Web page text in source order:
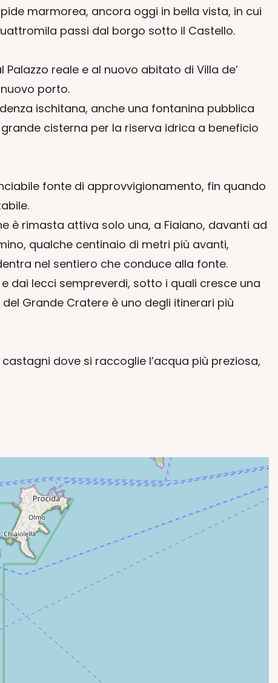
marmorea, ancora oggi in bella vista, in cui
passi dal borgo sotto il Castello.
reale e al nuovo abitato di Villa de’
porto.
ischitana, anche una fontanina pubblica
cisterna per la riserva idrica a beneficio
fonte di approvvigionamento, fin quando
è rimasta attiva solo una, a Fiaiano, davanti ad
qualche centinaio di metri più avanti,
nel sentiero che conduce alla fonte.
dai lecci sempreverdi, sotto i quali cresce una
Grande Cratere è uno degli itinerari più
dove si raccoglie l’acqua più preziosa,